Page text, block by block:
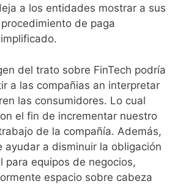
a los entidades mostrar a sus
de paga
del trato sobre FinTech podrí­a
a las compañias an interpretar
las consumidores. Lo cual
el fin de incrementar nuestro
de la compañía. Además,
ayudar a disminuir la obligación
para equipos de negocios,
espacio sobre cabeza